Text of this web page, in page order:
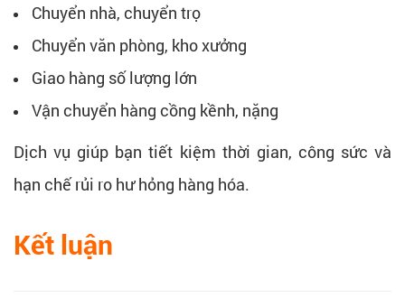
Chuyển nhà, chuyển trọ
Chuyển văn phòng, kho xưởng
Giao hàng số lượng lớn
Vận chuyển hàng cồng kềnh, nặng
Dịch vụ giúp bạn tiết kiệm thời gian, công sức và
hạn chế rủi ro hư hỏng hàng hóa.
Kết luận